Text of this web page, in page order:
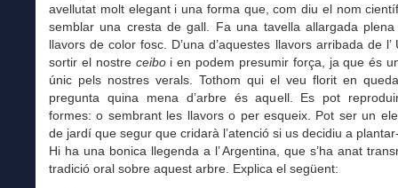
avellutat molt elegant i una forma que, com diu el nom
semblar una cresta de gall. Fa una tavella allargada
llavors de color fosc. D’una d’aquestes llavors arribada de l’
sortir el nostre ceiboi en podem presumir força, ja que és
únic pels nostres verals. Tothom qui el veu florit en
pregunta quina mena d’arbre és aquell. Es pot
formes: o sembrant les llavors o per esqueix. Pot ser un
de jardí que segur que cridarà l’atenció si us decidiu a
Hi ha una bonica llegenda a l’ Argentina, que s’ha anat
tradició oral sobre aquest arbre. Explica el següent: